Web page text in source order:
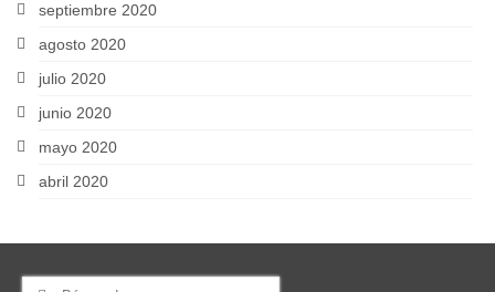
septiembre 2020
agosto 2020
julio 2020
junio 2020
mayo 2020
abril 2020
Buscar